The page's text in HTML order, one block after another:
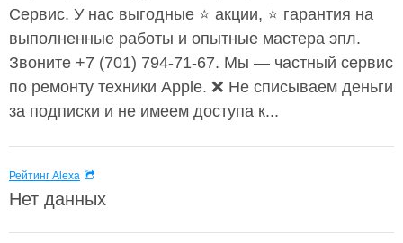
Сервис. У нас выгодные ⭐️ акции, ⭐️ гарантия на
выполненные работы и опытные мастера эпл.
Звоните +7 (701) 794-71-67. Мы — частный сервис
по ремонту техники Apple. ❌ Не списываем деньги
за подписки и не имеем доступа к...
Рейтинг Alexa
Нет данных